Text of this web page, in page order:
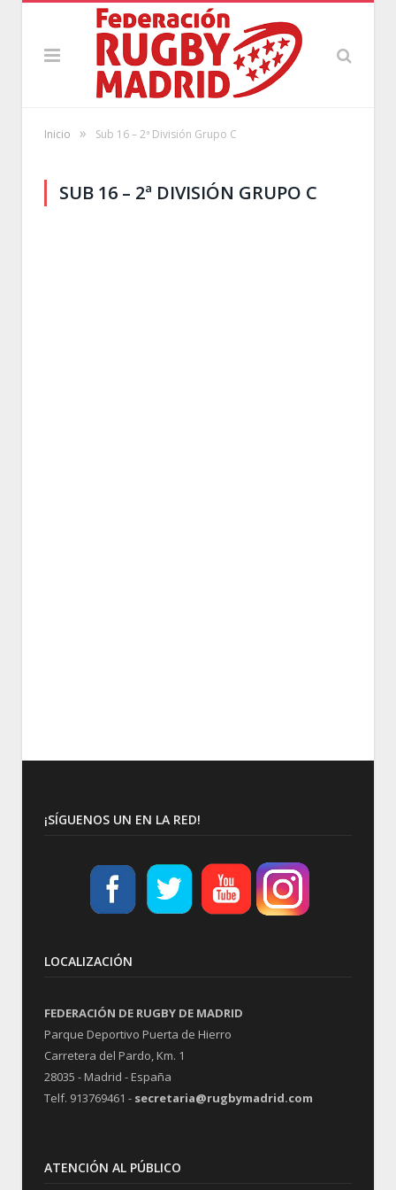
Inicio » Sub 16 – 2ª División Grupo C
SUB 16 – 2ª DIVISIÓN GRUPO C
¡SÍGUENOS UN EN LA RED!
LOCALIZACIÓN
FEDERACIÓN DE RUGBY DE MADRID
Parque Deportivo Puerta de Hierro
Carretera del Pardo, Km. 1
28035 - Madrid - España
Telf. 913769461 - secretaria@rugbymadrid.com
ATENCIÓN AL PÚBLICO